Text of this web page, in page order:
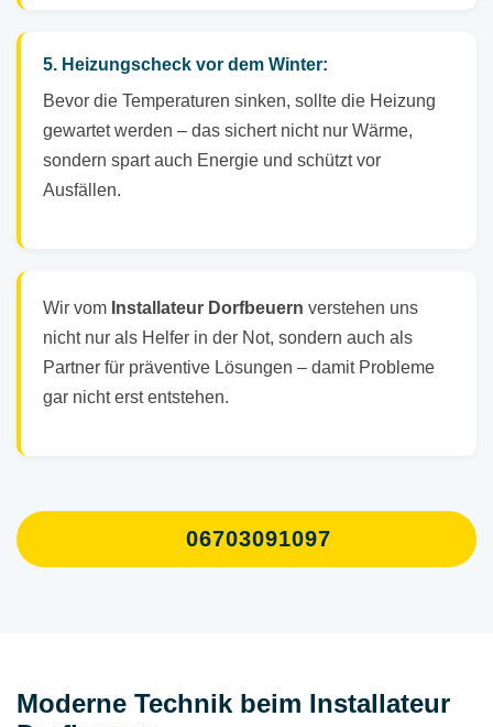
5. Heizungscheck vor dem Winter:
Bevor die Temperaturen sinken, sollte die Heizung
gewartet werden – das sichert nicht nur Wärme,
sondern spart auch Energie und schützt vor
Ausfällen.
Wir vom Installateur Dorfbeuern verstehen uns
nicht nur als Helfer in der Not, sondern auch als
Partner für präventive Lösungen – damit Probleme
gar nicht erst entstehen.
06703091097
Moderne Technik beim Installateur